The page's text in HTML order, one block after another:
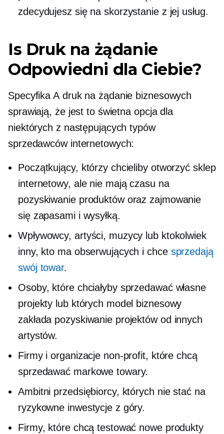
zdecydujesz się na skorzystanie z jej usług.
Is Druk na żądanie
Odpowiedni dla Ciebie?
Specyfika A druk na żądanie biznesowych
sprawiają, że jest to świetna opcja dla
niektórych z następujących typów
sprzedawców internetowych:
Początkujący, którzy chcieliby otworzyć sklep
internetowy, ale nie mają czasu na
pozyskiwanie produktów oraz zajmowanie
się zapasami i wysyłką.
Wpływowcy, artyści, muzycy lub ktokolwiek
inny, kto ma obserwujących i chce sprzedają
swój towar.
Osoby, które chciałyby sprzedawać własne
projekty lub których model biznesowy
zakłada pozyskiwanie projektów od innych
artystów.
Firmy i organizacje non-profit, które chcą
sprzedawać markowe towary.
Ambitni przedsiębiorcy, których nie stać na
ryzykowne inwestycje z góry.
Firmy, które chcą testować nowe produkty